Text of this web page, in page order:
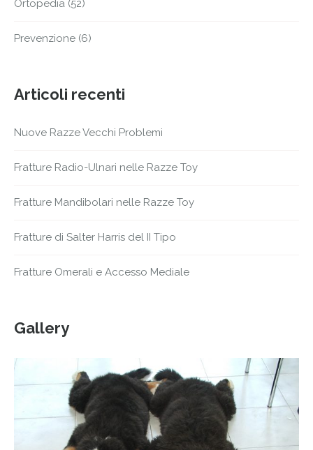
Ortopedia (52)
Prevenzione (6)
Articoli recenti
Nuove Razze Vecchi Problemi
Fratture Radio-Ulnari nelle Razze Toy
Fratture Mandibolari nelle Razze Toy
Fratture di Salter Harris del II Tipo
Fratture Omerali e Accesso Mediale
Gallery